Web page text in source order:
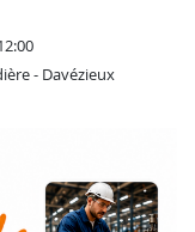
- Davézieux